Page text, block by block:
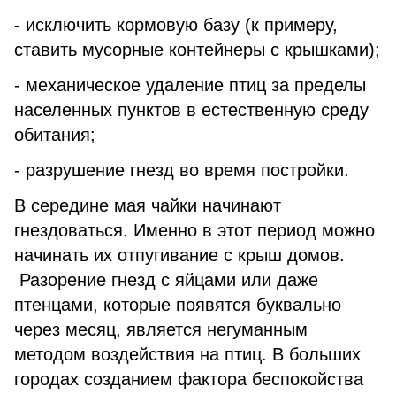
- исключить кормовую базу (к примеру,
ставить мусорные контейнеры с крышками);
- механическое удаление птиц за пределы
населенных пунктов в естественную среду
обитания;
- разрушение гнезд во время постройки.
В середине мая чайки начинают
гнездоваться. Именно в этот период можно
начинать их отпугивание с крыш домов.
Разорение гнезд с яйцами или даже
птенцами, которые появятся буквально
через месяц, является негуманным
методом воздействия на птиц. В больших
городах созданием фактора беспокойства